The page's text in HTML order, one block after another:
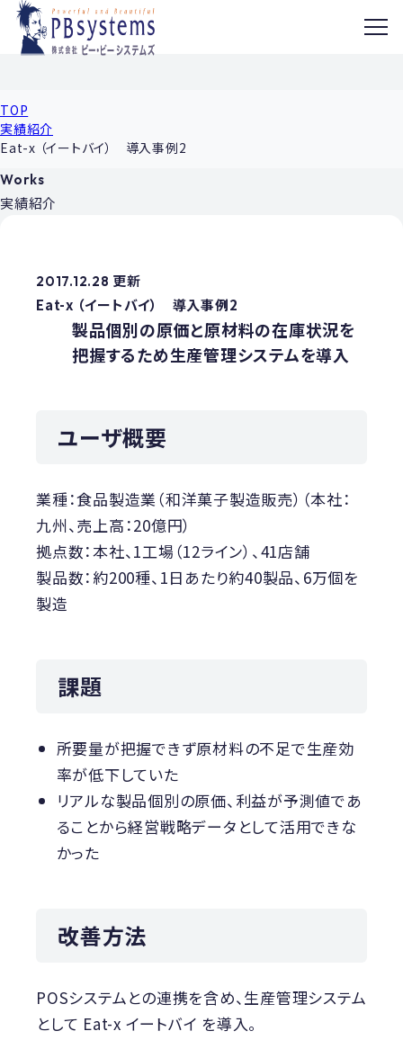
TOP
実績紹介
Eat-x （イートバイ） 導入事例2
Works
実績紹介
2017.12.28 更新
Eat-x （イートバイ） 導入事例2
製品個別の原価と原材料の在庫状況を
把握するため生産管理システムを導入
ユーザ概要
業種：食品製造業（和洋菓子製造販売）（本社：
九州、売上高：20億円）
拠点数：本社、1工場（12ライン）、41店舗
製品数：約200種、1日あたり約40製品、6万個を
製造
課題
所要量が把握できず原材料の不足で生産効
率が低下していた
リアルな製品個別の原価、利益が予測値であ
ることから経営戦略データとして活用できな
かった
改善方法
POSシステムとの連携を含め、生産管理システム
として Eat-x イートバイ を導入。